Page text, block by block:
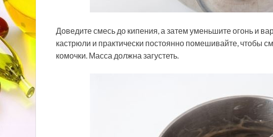
Доведите смесь до кипения, а затем уменьшите огонь и
кастрюли и практически постоянно помешивайте, чтобы
комочки. Масса должна загустеть.